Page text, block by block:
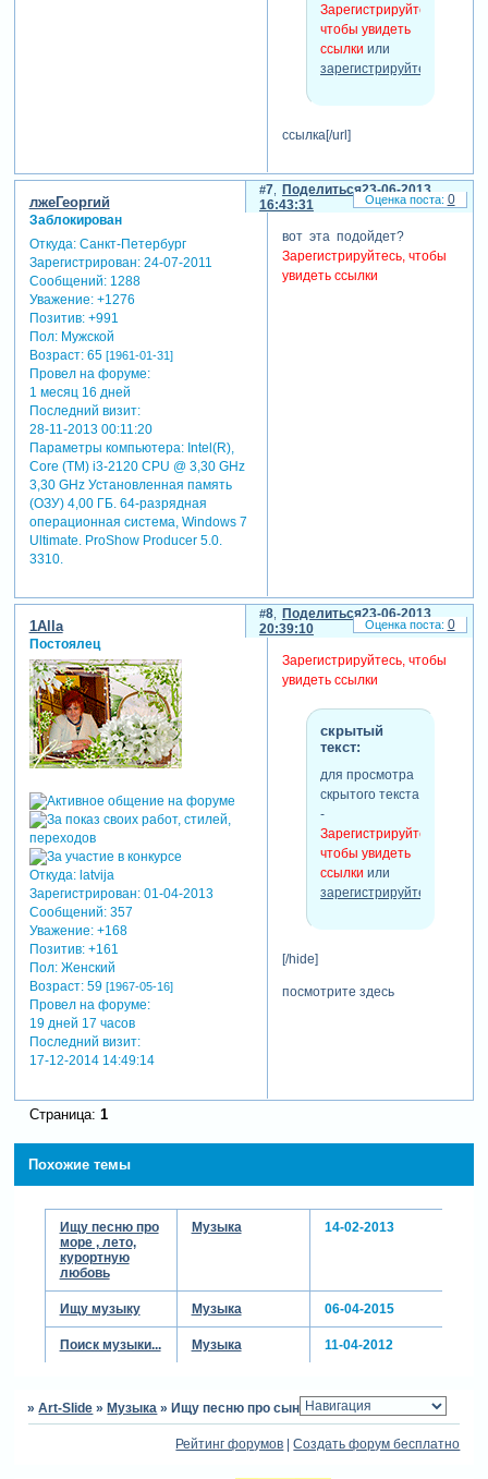
Зарегистрируйтесь,
чтобы увидеть
ссылки или
зарегистрируйтесь
ссылка[/url]
Поделиться
7
23-06-2013
16:43:31
лжеГеоргий
Заблокирован
Откуда:Санкт-Петербург
Зарегистрирован: 24-07-2011
Сообщений:1288
Уважение: +1276
Позитив: +991
Пол:Мужской
Возраст:65 [1961-01-31]
Провел на форуме:
1 месяц 16 дней
Последний визит:
28-11-2013 00:11:20
Параметры компьютера:Intel(R),
Core (TM) i3-2120 CPU @ 3,30 GHz
3,30 GHz Установленная память
(ОЗУ) 4,00 ГБ. 64-разрядная
операционная система, Windows 7
Ultimate. ProShow Producer 5.0.
3310.
вот эта подойдет?
Зарегистрируйтесь, чтобы
увидеть ссылки
0
Поделиться
8
23-06-2013
20:39:10
1Alla
Постоялец
Откуда:latvija
Зарегистрирован: 01-04-2013
Сообщений:357
Уважение: +168
Позитив: +161
Пол:Женский
Возраст:59 [1967-05-16]
Провел на форуме:
19 дней 17 часов
Последний визит:
17-12-2014 14:49:14
Зарегистрируйтесь, чтобы
увидеть ссылки
скрытый
текст:
для просмотра
скрытого текста
-
Зарегистрируйтесь,
чтобы увидеть
ссылки или
зарегистрируйтесь
[/hide]
посмотрите здесь
0
Страница: 1
Похожие темы
Ищу песню про
море , лето,
курортную
любовь
Музыка 14-02-2013
Ищу музыку Музыка 06-04-2015
Поиск музыки... Музыка 11-04-2012
»Art-Slide »Музыка »Ищу песню про сына!
Рейтинг форумов |Создать форум бесплатно